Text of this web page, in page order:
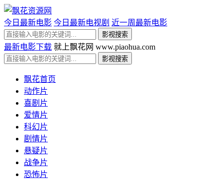
今日最新电影 今日最新电视剧 近一周最新电影
最新电影下载 就上飘花网 www.piaohua.com
飘花首页
动作片
喜剧片
爱情片
科幻片
剧情片
悬疑片
战争片
恐怖片